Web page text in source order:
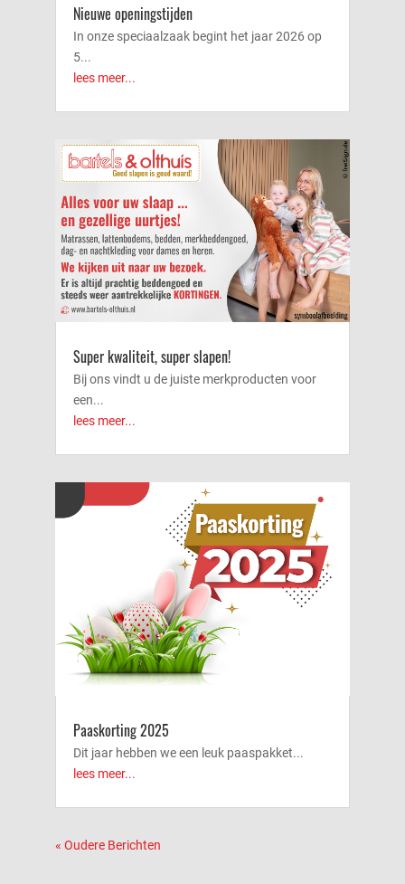
Nieuwe openingstijden
In onze speciaalzaak begint het jaar 2026 op
5...
lees meer...
Super kwaliteit, super slapen!
Bij ons vindt u de juiste merkproducten voor
een...
lees meer...
Paaskorting 2025
Dit jaar hebben we een leuk paaspakket...
lees meer...
« Oudere Berichten